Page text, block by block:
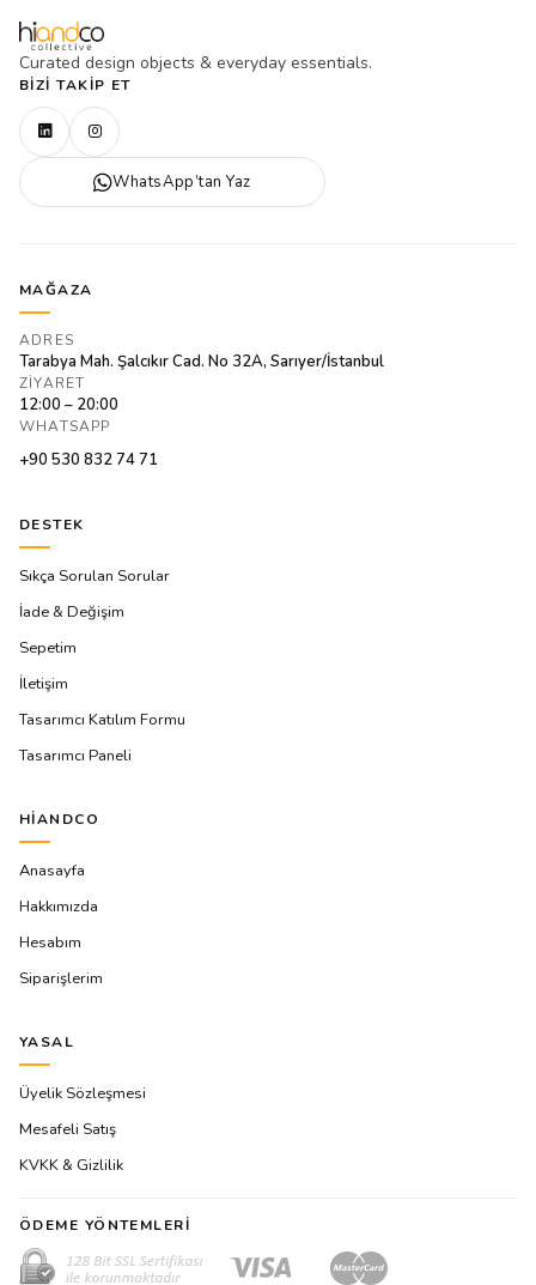
Curated design objects & everyday essentials.
BIZI TAKIP ET
WhatsApp’tan Yaz
MAĞAZA
ADRES
Tarabya Mah. Şalcıkır Cad. No 32A, Sarıyer/İstanbul
ZIYARET
12:00 – 20:00
WHATSAPP
+90 530 832 74 71
DESTEK
Sıkça Sorulan Sorular
İade & Değişim
Sepetim
İletişim
Tasarımcı Katılım Formu
Tasarımcı Paneli
HIANDCO
Anasayfa
Hakkımızda
Hesabım
Siparişlerim
YASAL
Üyelik Sözleşmesi
Mesafeli Satış
KVKK & Gizlilik
ÖDEME YÖNTEMLERI